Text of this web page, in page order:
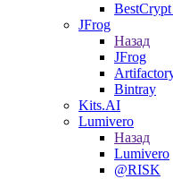
JFrog
Назад
JFrog
Bintray
Kits.AI
Lumivero
Назад
Lumivero
@RISK